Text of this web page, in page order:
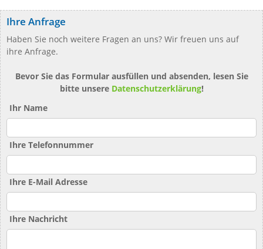
Ihre Anfrage
Haben Sie noch weitere Fragen an uns? Wir freuen uns auf
ihre Anfrage.
Bevor Sie das Formular ausfüllen und absenden, lesen Sie
bitte unsere Datenschutzerklärung!
Ihr Name
Ihre Telefonnummer
Ihre E-Mail Adresse
Ihre Nachricht